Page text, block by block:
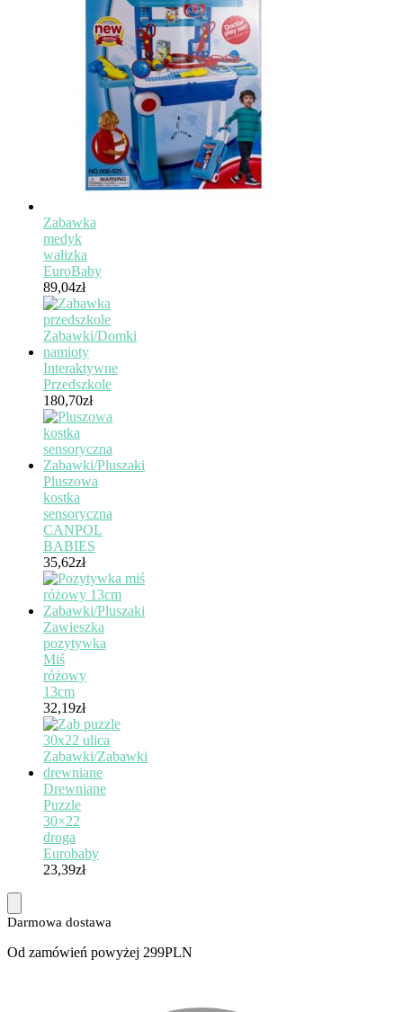
Zabawka
medyk
walizka
EuroBaby
89,04zł
Interaktywne
Przedszkole
180,70zł
Pluszowa
kostka
sensoryczna
CANPOL
BABIES
35,62zł
Zawieszka
pozytywka
Miś
różowy
13cm
32,19zł
Drewniane
Puzzle
30×22
droga
Eurobaby
23,39zł
Darmowa dostawa
Od zamówień powyżej 299PLN